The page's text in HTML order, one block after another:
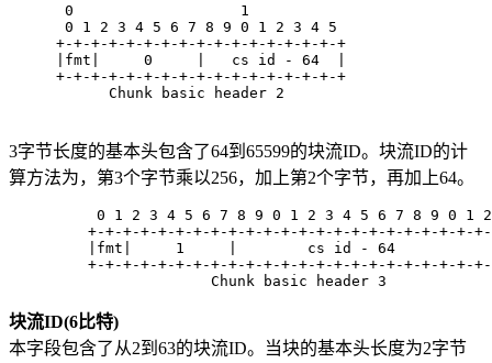
0                   1
0 1 2 3 4 5 6 7 8 9 0 1 2 3 4 5
+-+-+-+-+-+-+-+-+-+-+-+-+-+-+-+-+
|fmt|     0     |   cs id - 64  |
+-+-+-+-+-+-+-+-+-+-+-+-+-+-+-+-+
      Chunk basic header 2
3字节长度的基本头包含了64到65599的块流ID。块流ID的计
算方法为，第3个字节乘以256，加上第2个字节，再加上64。
0 1 2 3 4 5 6 7 8 9 0 1 2 3 4 5 6 7 8 9 0 1
+-+-+-+-+-+-+-+-+-+-+-+-+-+-+-+-+-+-+-+-+-+-
|fmt|     1     |        cs id - 64
+-+-+-+-+-+-+-+-+-+-+-+-+-+-+-+-+-+-+-+-+-+-
块流ID(6比特)
本字段包含了从2到63的块流ID。当块的基本头长度为2字节